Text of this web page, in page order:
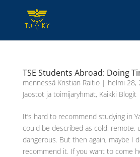
TSE Students Abroad: Doing
mennessä Kristian Raitio| helmi 28,
Jaostot ja toimijaryhmät, Kaikki Blogit
It’s hard to recommend studying in
could be described as cold, remote,
dangerous. But then again, maybe I
recommend it. If you want to come